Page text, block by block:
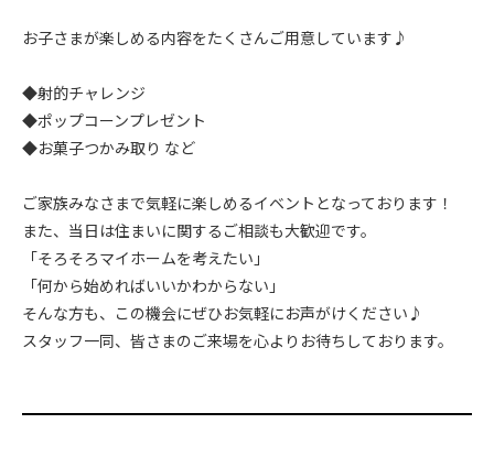
お子さまが楽しめる内容をたくさんご用意しています♪
◆射的チャレンジ
◆ポップコーンプレゼント
◆お菓子つかみ取り など
ご家族みなさまで気軽に楽しめるイベントとなっております！
また、当日は住まいに関するご相談も大歓迎です。
「そろそろマイホームを考えたい」
「何から始めればいいかわからない」
そんな方も、この機会にぜひお気軽にお声がけください♪
スタッフ一同、皆さまのご来場を心よりお待ちしております。